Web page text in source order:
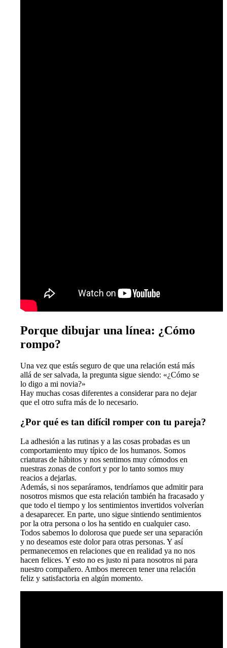
Porque dibujar una línea: ¿Cómo
rompo?
Una vez que estás seguro de que una relación está más
allá de ser salvada, la pregunta sigue siendo: «¿Cómo se
lo digo a mi novia?»
Hay muchas cosas diferentes a considerar para no dejar
que el otro sufra más de lo necesario.
¿Por qué es tan difícil romper con tu pareja?
La adhesión a las rutinas y a las cosas probadas es un
comportamiento muy típico de los humanos. Somos
criaturas de hábitos y nos sentimos muy cómodos en
nuestras zonas de confort y por lo tanto somos muy
reacios a dejarlas.
Además, si nos separáramos, tendríamos que admitir para
nosotros mismos que esta relación también ha fracasado y
que todo el tiempo y los sentimientos invertidos volverían
a desaparecer. En parte, uno sigue sintiendo sentimientos
por la otra persona o los ha sentido en cualquier caso.
Todos sabemos lo dolorosa que puede ser una separación
y no deseamos este dolor para otras personas. Y así
permanecemos en relaciones que en realidad ya no nos
hacen felices. Y esto no es justo ni para nosotros ni para
nuestro compañero. Ambos merecen tener una relación
feliz y satisfactoria en algún momento.